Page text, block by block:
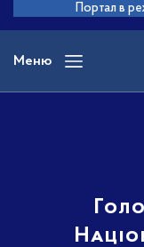
основного
вмісту
Портал в
Меню